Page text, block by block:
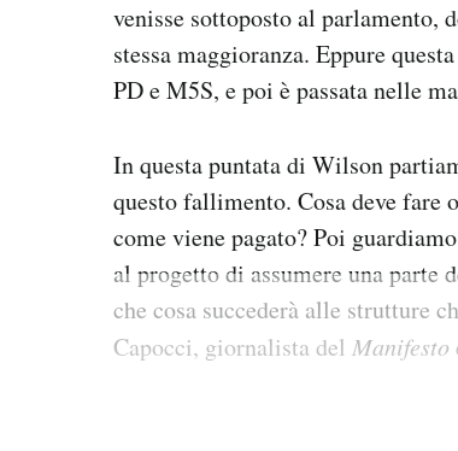
venisse sottoposto al parlamento,
stessa maggioranza. Eppure
PD e M5S, e poi è passata nelle
In questa puntata di Wilson
questo fallimento. Cosa deve fare
come viene pagato? Poi
al progetto di assumere una
che cosa succederà alle strutture
Capocci, giornalista del Manifesto